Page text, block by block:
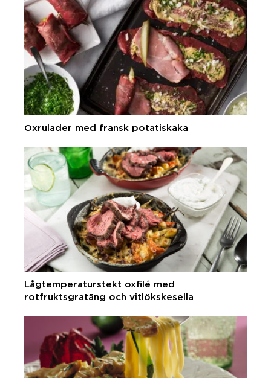
Oxrulader med fransk potatiskaka
Lågtemperaturstekt oxfilé med
rotfruktsgratäng och vitlökskesella